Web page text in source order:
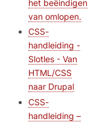
het beëindigen
van omlopen.
CSS-
handleiding -
Slotles - Van
HTML/CSS
naar Drupal
CSS-
handleiding –